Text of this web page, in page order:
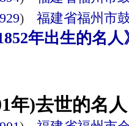
) 福建省福州市
年出生的名人
)去世的名